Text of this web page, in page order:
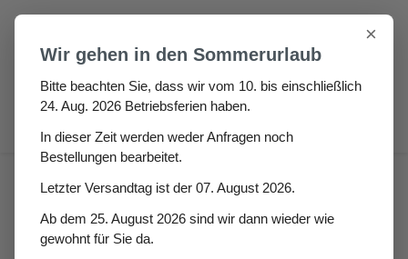
Zum Hauptinhalt springen
Haus
Wintergarten-Dichtungen
Auflagedichtung Ariana
×
Wir gehen in den Sommerurlaub
Bitte beachten Sie, dass wir vom 10. bis einschließlich
24. Aug. 2026 Betriebsferien haben.
In dieser Zeit werden weder Anfragen noch
Bestellungen bearbeitet.
Letzter Versandtag ist der 07. August 2026.
Ab dem 25. August 2026 sind wir dann wieder wie
gewohnt für Sie da.